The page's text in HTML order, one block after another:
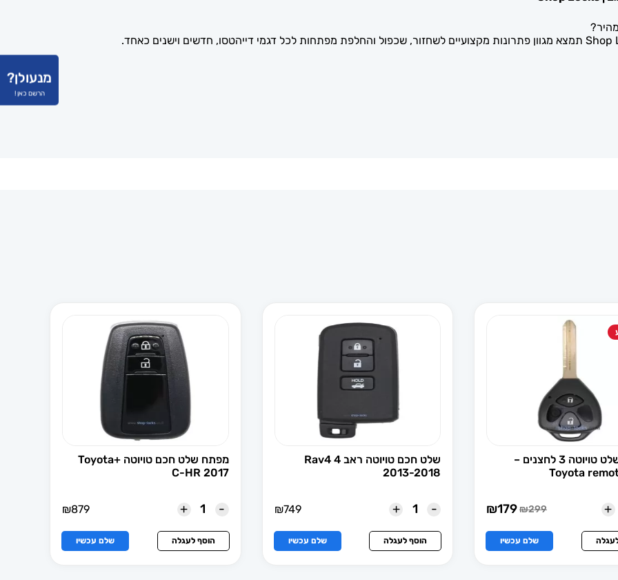
מארז לשלט טויוטה 3 לחצנים –
Toyota
+
₪299
המחיר
המקורי
היה:
₪299.
₪179 המחיר
הנוכחי
הוא:
₪179.
שלם עכשיו
שלט חכם טויוטה ראב 4 Rav4
2013-2018
-
+
₪749
הוסף לעגלה שלם עכשיו
מפתח שלט חכם טויוטה +Toyota
C-HR 2017
-
+
₪879
הוסף לעגלה שלם עכשיו
מנעולן?
הרשם כאן !